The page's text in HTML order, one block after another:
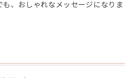
、おしゃれなメッセージになりま